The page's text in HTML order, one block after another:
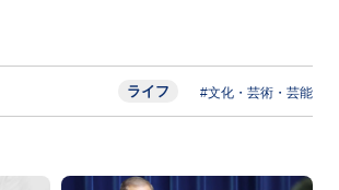
ライフ #文化・芸術・芸能